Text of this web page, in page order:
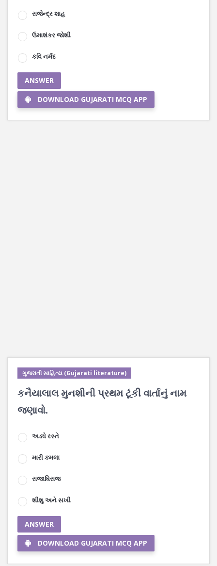
રાજેન્દ્ર શાહ
ઉમાશંકર જોશી
કવિ નર્મદ
ANSWER
DOWNLOAD GUJARATI MCQ APP
ગુજરાતી સાહિત્ય (Gujarati literature)
કનૈયાલાલ મુનશીની પ્રથમ ટૂંકી વાર્તાનું નામ
જણાવો.
અડધે રસ્તે
મારી કમલા
રાજાધિરાજ
શીશુ અને સખી
ANSWER
DOWNLOAD GUJARATI MCQ APP